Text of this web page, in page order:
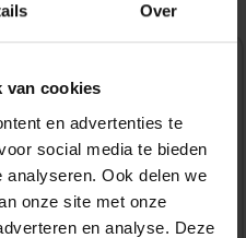
Over
van cookies
en advertenties te
social media te bieden
Ook delen we
onze site met onze
en analyse. Deze